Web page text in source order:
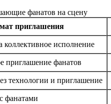
фанатов на сцену
приглашения
коллективное исполнение
приглашение фанатов
технологии и приглашение
фанатами